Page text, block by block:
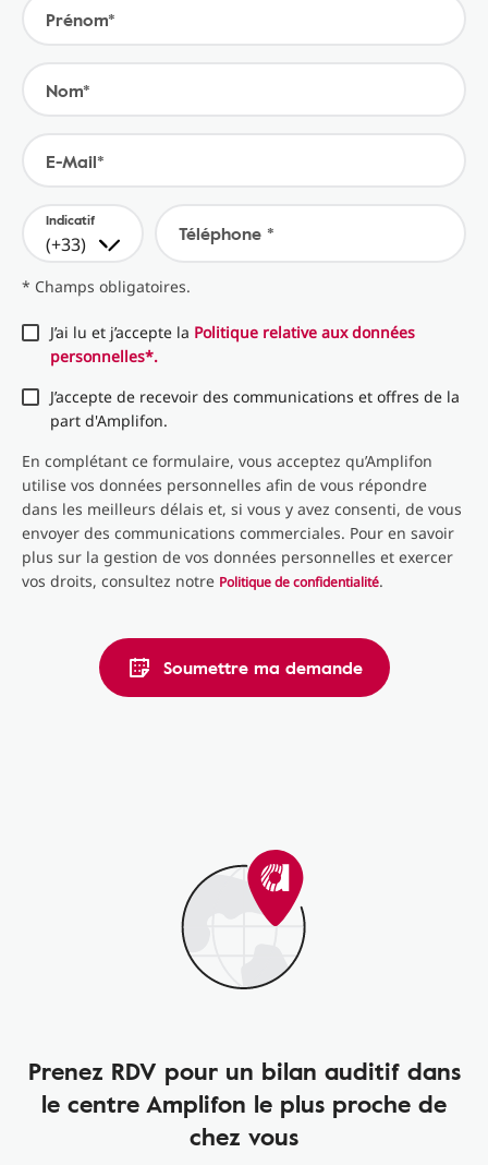
Prénom*
Nom*
E-Mail*
Indicatif
(+33) Téléphone *
* Champs obligatoires.
J’ai lu et j’accepte la Politique relative aux données
personnelles*.
J’accepte de recevoir des communications et offres de la
part d'Amplifon.
En complétant ce formulaire, vous acceptez qu’Amplifon
utilise vos données personnelles afin de vous répondre
dans les meilleurs délais et, si vous y avez consenti, de vous
envoyer des communications commerciales. Pour en savoir
plus sur la gestion de vos données personnelles et exercer
vos droits, consultez notre Politique de confidentialité.
Soumettre ma demande
Prenez RDV pour un bilan auditif dans
le centre Amplifon le plus proche de
chez vous